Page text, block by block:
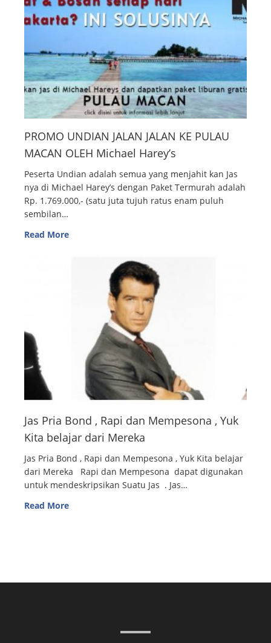
PROMO UNDIAN JALAN JALAN KE PULAU
MACAN OLEH Michael Harey’s
Peserta Undian adalah semua yang menjahit kan Jas
nya di Michael Harey’s dengan Paket Termurah adalah
Rp. 1.769.000,- (satu juta tujuh ratus enam puluh
sembilan…
Read More
Jas Pria Bond , Rapi dan Mempesona , Yuk
Kita belajar dari Mereka
Jas Pria Bond , Rapi dan Mempesona , Yuk Kita belajar
dari Mereka Rapi dan Mempesona dapat digunakan
untuk mendeskripsikan Suatu Jas . Jas…
Read More